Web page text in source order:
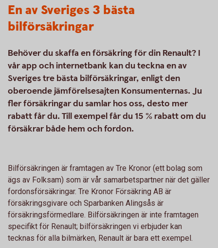
En av Sveriges 3 bästa
bilförsäkringar
Behöver du skaffa en försäkring för din Renault? I
vår app och internetbank kan du teckna en av
Sveriges tre bästa bilförsäkringar, enligt den
oberoende jämförelsesajten Konsumenternas. Ju
fler försäkringar du samlar hos oss, desto mer
rabatt får du. Till exempel får du 15 % rabatt om du
försäkrar både hem och fordon.
Bilförsäkringen är framtagen av Tre Kronor (ett bolag som
ägs av Folksam) som är vår samarbetspartner när det gäller
fordonsförsäkringar. Tre Kronor Försäkring AB är
försäkringsgivare och Sparbanken Alingsås är
försäkringsförmedlare. Bilförsäkringen är inte framtagen
specifikt för Renault; bilförsäkringen vi erbjuder kan
tecknas för alla bilmärken, Renault är bara ett exempel.